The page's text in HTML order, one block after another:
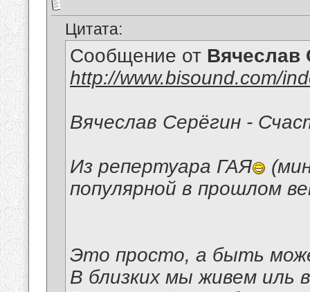
Цитата:
Сообщение от Вячеслав
http://www.bisound.com/
Вячеслав Серёгин -
Из репертуара ГАЯ
популярной в прошлом
Это просто, а быть
В близких мы живем иль